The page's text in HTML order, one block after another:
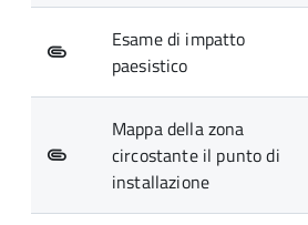
Esame di impatto
paesistico
Mappa della zona
circostante il punto di
installazione